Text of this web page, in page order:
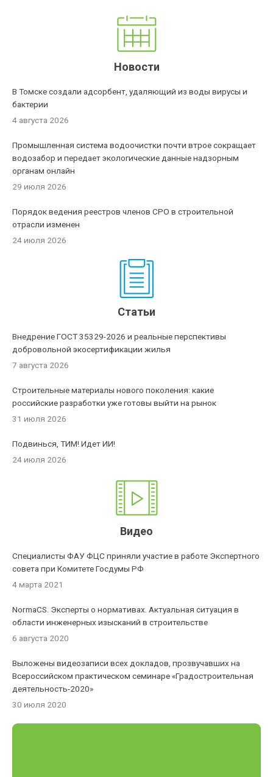
Новости
В Томске создали адсорбент, удаляющий из воды вирусы и
бактерии
4 августа 2026
Промышленная система водоочистки почти втрое сокращает
водозабор и передает экологические данные надзорным
органам онлайн
29 июля 2026
Порядок ведения реестров членов СРО в строительной
отрасли изменен
24 июля 2026
Статьи
Внедрение ГОСТ 35329-2026 и реальные перспективы
добровольной экосертификации жилья
7 августа 2026
Строительные материалы нового поколения: какие
российские разработки уже готовы выйти на рынок
31 июля 2026
Подвинься, ТИМ! Идет ИИ!
24 июля 2026
Видео
Специалисты ФАУ ФЦС приняли участие в работе Экспертного
совета при Комитете Госдумы РФ
4 марта 2021
NormaCS. Эксперты о нормативах. Актуальная ситуация в
области инженерных изысканий в строительстве
6 августа 2020
Выложены видеозаписи всех докладов, прозвучавших на
Всероссийском практическом семинаре «Градостроительная
деятельность-2020»
30 июля 2020